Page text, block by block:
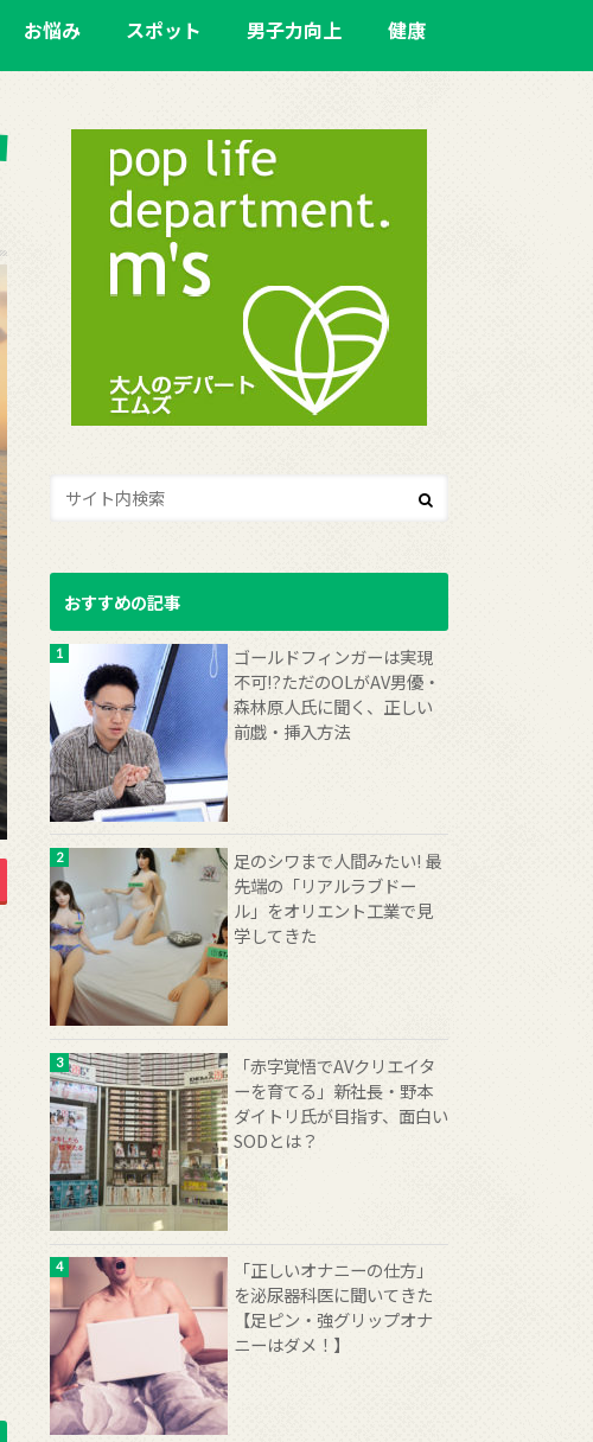
お悩み スポット 男子力向上 健康
おすすめの記事
ゴールドフィンガーは実現
不可!?ただのOLがAV男優・
森林原人氏に聞く、正しい
前戯・挿入方法
足のシワまで人間みたい! 最
先端の「リアルラブドー
ル」をオリエント工業で見
学してきた
「赤字覚悟でAVクリエイタ
ーを育てる」新社長・野本
ダイトリ氏が目指す、面白い
SODとは？
「正しいオナニーの仕方」
を泌尿器科医に聞いてきた
【足ピン・強グリップオナ
ニーはダメ！】